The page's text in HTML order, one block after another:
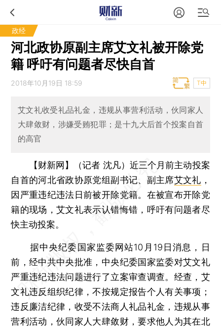
政经
河北政协原副主席艾文礼被开除党
籍 呼吁有问题者尽快自首
2018年10月19日 18:59 T中
艾文礼收受礼品礼金，违规从事营利活动，伙同家人
大肆敛财，涉嫌受贿犯罪；是十九大后首个投案自首
的高官
【财新网】（记者 沈凡） 近三个月前主动投案
自首的河北省政协原党组副书记、副主席艾文礼 ，
因严重违纪违法日前被开除党籍。在被宣布开除党
籍的现场，艾文礼表示认错悔错，呼吁有问题者尽
快主动投案。
据中央纪委国家监委网站10月19日消息，日
前，经中共中央批准，中央纪委国家监委对艾文礼
严重违纪违法问题进行了立案审查调查。经查，艾
文礼违反组织纪律，不按规定报告个人有关事项；
违反廉洁纪律，收受不法商人礼品礼金，违规从事
营利活动，伙同家人大肆敛财，要求他人为其在北